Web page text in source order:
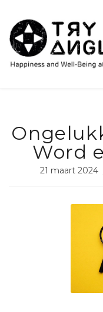
Word
21 maart 2024